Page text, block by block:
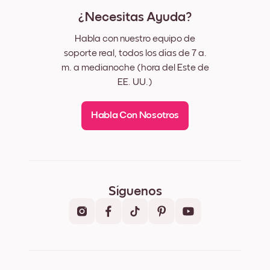
¿Necesitas Ayuda?
Habla con nuestro equipo de
soporte real, todos los días de 7 a.
m. a medianoche (hora del Este de
EE. UU.)
Habla Con Nosotros
Síguenos